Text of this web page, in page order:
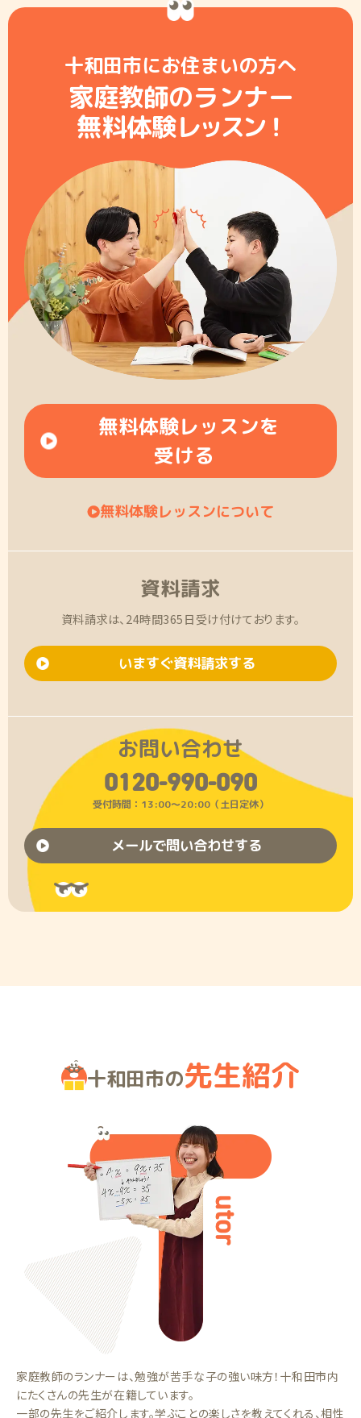
十和田市にお住まいの方へ
家庭教師のランナー
無料体験レッスン！
無料体験レッスンを
受ける
無料体験レッスンについて
資料請求
資料請求は、24時間365日受け付けております。
いますぐ資料請求する
お問い合わせ
0120-990-090
受付時間：13:00〜20:00（土日定休）
メールで問い合わせする
十和田市の先生紹介
家庭教師のランナーは、勉強が苦手な子の強い味方！十和田市内
にたくさんの先生が在籍しています。
一部の先生をご紹介します。学ぶことの楽しさを教えてくれる、相性